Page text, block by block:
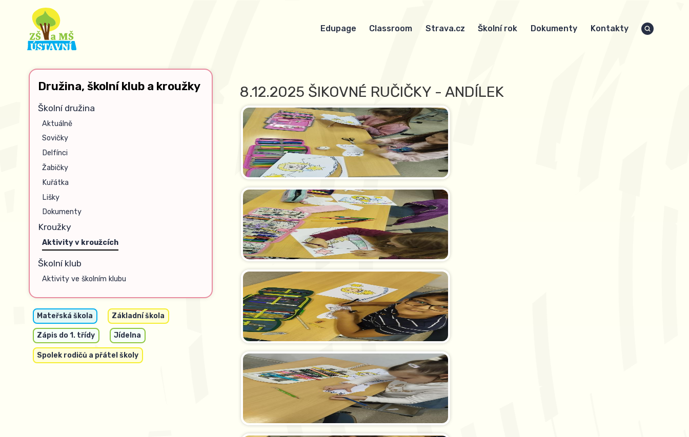
Edupage Classroom Strava.cz Školní rok Dokumenty Kontakty
Družina, školní klub a kroužky
Školní družina
Aktuálně
Sovičky
Delfínci
Žabičky
Kuřátka
Lišky
Dokumenty
Kroužky
Aktivity v kroužcích
Školní klub
Aktivity ve školním klubu
Mateřská škola Základní škola
Zápis do 1. třídy Jídelna
Spolek rodičů a přátel školy
8.12.2025 ŠIKOVNÉ RUČIČKY - ANDÍLEK